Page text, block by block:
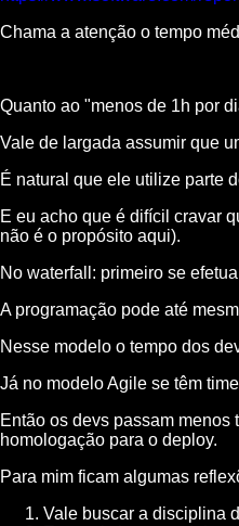
Chama a atenção o tempo
Quanto ao "menos de 1h por
Vale de largada assumir que
É natural que ele utilize parte
E eu acho que é difícil cravar
não é o propósito aqui).
No waterfall: primeiro se
A programação pode até
Nesse modelo o tempo dos
Já no modelo Agile se têm
Então os devs passam
homologação para o deploy.
Para mim ficam algumas
Vale buscar a disciplina